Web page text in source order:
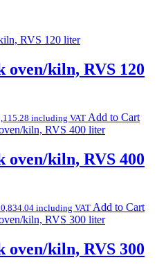
oven/kiln, RVS 120
including VAT Add to Cart
oven/kiln, RVS 400
including VAT Add to Cart
oven/kiln, RVS 300